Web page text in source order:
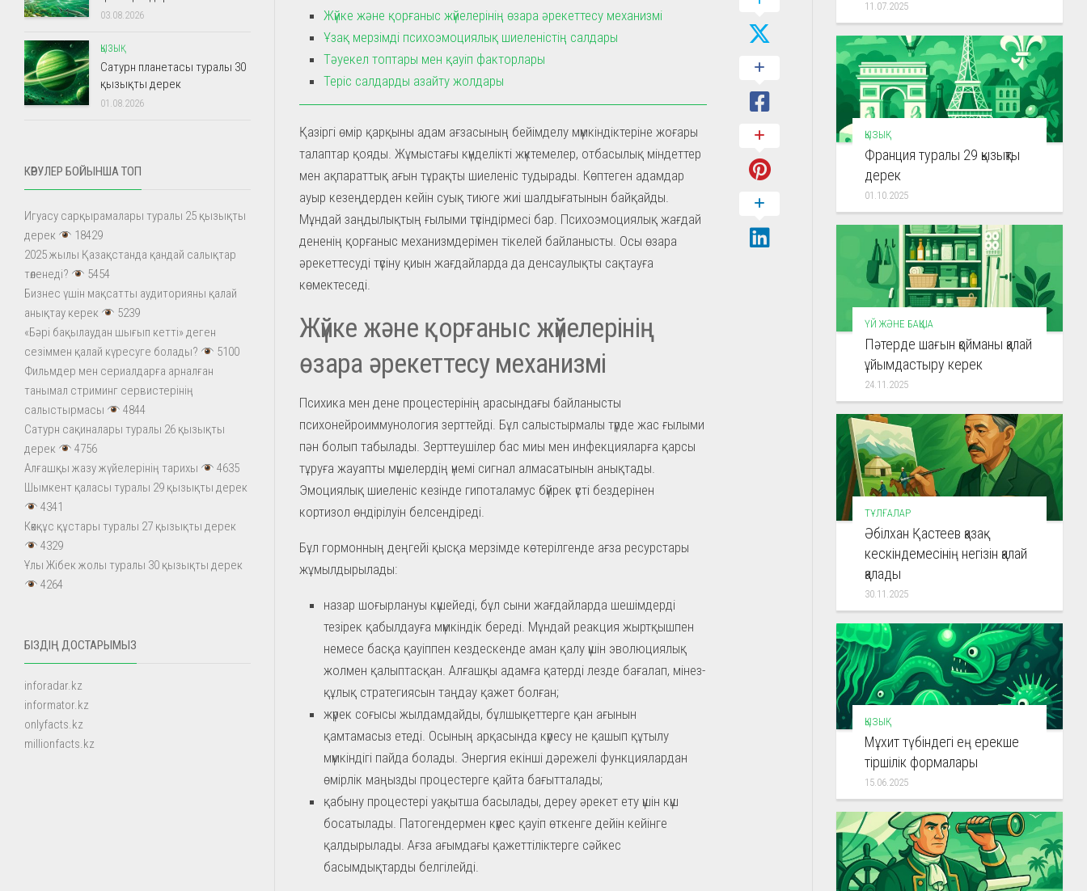
Жүйке және қорғаныс жүйелерінің өзара әрекеттесу механизмі
Ұзақ мерзімді психоэмоциялық шиеленістің салдары
Тәуекел топтары мен қауіп факторлары
Теріс салдарды азайту жолдары
Қазіргі өмір қарқыны адам ағзасының бейімделу мүмкіндіктеріне жоғары
талаптар қояды. Жұмыстағы күнделікті жүктемелер, отбасылық міндеттер
мен ақпараттық ағын тұрақты шиеленіс тудырады. Көптеген адамдар
ауыр кезеңдерден кейін суық тиюге жиі шалдығатынын байқайды.
Мұндай заңдылықтың ғылыми түсіндірмесі бар. Психоэмоциялық жағдай
дененің қорғаныс механизмдерімен тікелей байланысты. Осы өзара
әрекеттесуді түсіну қиын жағдайларда да денсаулықты сақтауға
көмектеседі.
Жүйке және қорғаныс жүйелерінің
өзара әрекеттесу механизмі
Психика мен дене процестерінің арасындағы байланысты
психонейроиммунология зерттейді. Бұл салыстырмалы түрде жас ғылыми
пән болып табылады. Зерттеушілер бас миы мен инфекцияларға қарсы
тұруға жауапты мүшелердің үнемі сигнал алмасатынын анықтады.
Эмоциялық шиеленіс кезінде гипоталамус бүйрек үсті бездерінен
кортизол өндірілуін белсендіреді.
Бұл гормонның деңгейі қысқа мерзімде көтерілгенде ағза ресурстары
жұмылдырылады:
назар шоғырлануы күшейеді, бұл сыни жағдайларда шешімдерді
тезірек қабылдауға мүмкіндік береді. Мұндай реакция жыртқышпен
немесе басқа қауіппен кездескенде аман қалу үшін эволюциялық
жолмен қалыптасқан. Алғашқы адамға қатерді лезде бағалап, мінез-
құлық стратегиясын таңдау қажет болған;
жүрек соғысы жылдамдайды, бұлшықеттерге қан ағынын
қамтамасыз етеді. Осының арқасында күресу не қашып құтылу
мүмкіндігі пайда болады. Энергия екінші дәрежелі функциялардан
өмірлік маңызды процестерге қайта бағытталады;
қабыну процестері уақытша басылады, дереу әрекет ету үшін күш
босатылады. Патогендермен күрес қауіп өткенге дейін кейінге
қалдырылады. Ағза ағымдағы қажеттіліктерге сәйкес
басымдықтарды белгілейді.
03.08.2026
ҚЫЗЫҚ
Сатурн планетасы туралы 30
қызықты дерек
01.08.2026
КӨРУЛЕР БОЙЫНША ТОП
Игуасу сарқырамалары туралы 25 қызықты
дерек
18429
2025 жылы Қазақстанда қандай салықтар
төленеді?
5454
Бизнес үшін мақсатты аудиторияны қалай
анықтау керек
5239
«Бәрі бақылаудан шығып кетті» деген
сезіммен қалай күресуге болады?
5100
Фильмдер мен сериалдарға арналған
танымал стриминг сервистерінің
салыстырмасы
4844
Сатурн сақиналары туралы 26 қызықты
дерек
4756
Алғашқы жазу жүйелерінің тарихы
4635
Шымкент қаласы туралы 29 қызықты дерек
4341
Көкқұс құстары туралы 27 қызықты дерек
4329
Ұлы Жібек жолы туралы 30 қызықты дерек
4264
БІЗДІҢ ДОСТАРЫМЫЗ
inforadar.kz
informator.kz
onlyfacts.kz
millionfacts.kz
11.07.2025
ҚЫЗЫҚ
Франция туралы 29 қызықты
дерек
01.10.2025
ҮЙ ЖӘНЕ БАҚША
Пәтерде шағын қойманы қалай
ұйымдастыру керек
24.11.2025
ТҰЛҒАЛАР
Әбілхан Қастеев қазақ
кескіндемесінің негізін қалай
қалады
30.11.2025
ҚЫЗЫҚ
Мұхит түбіндегі ең ерекше
тіршілік формалары
15.06.2025